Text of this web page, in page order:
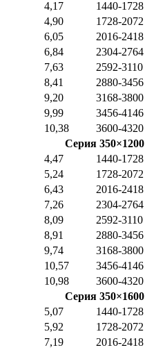
4,17 1440-1728
4,90 1728-2072
6,05 2016-2418
6,84 2304-2764
7,63 2592-3110
8,41 2880-3456
9,20 3168-3800
9,99 3456-4146
10,38 3600-4320
Серия 350×1200
4,47 1440-1728
5,24 1728-2072
6,43 2016-2418
7,26 2304-2764
8,09 2592-3110
8,91 2880-3456
9,74 3168-3800
10,57 3456-4146
10,98 3600-4320
Серия 350×1600
5,07 1440-1728
5,92 1728-2072
7,19 2016-2418